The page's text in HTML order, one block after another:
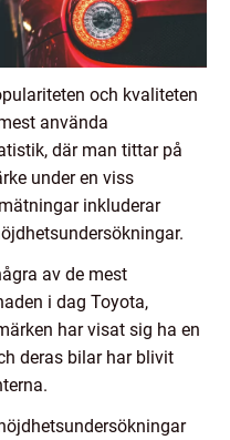
och kvaliteten
använda
där man tittar på
under en viss
inkluderar
av de mest
i dag Toyota,
har visat sig ha en
deras bilar har blivit